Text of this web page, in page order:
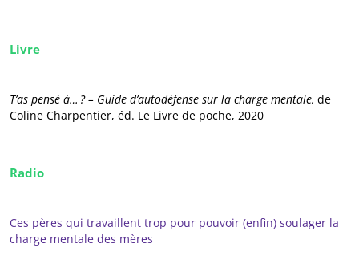
Livre
T’as pensé à… ? – Guide d’autodéfense sur la charge mentale, de
Coline Charpentier, éd. Le Livre de poche, 2020
Radio
Ces pères qui travaillent trop pour pouvoir (enfin) soulager la
charge mentale des mères